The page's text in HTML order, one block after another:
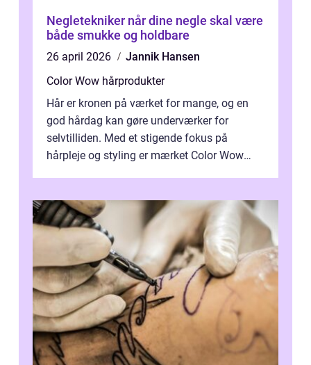
Negletekniker når dine negle skal være
både smukke og holdbare
26 april 2026
Jannik Hansen
Color Wow hårprodukter
Hår er kronen på værket for mange, og en
god hårdag kan gøre underværker for
selvtilliden. Med et stigende fokus på
hårpleje og styling er mærket Color Wow